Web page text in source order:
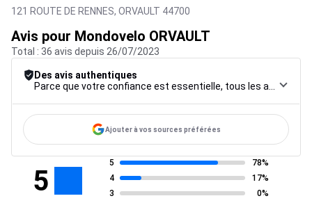
121 ROUTE DE RENNES, ORVAULT 44700
Avis pour Mondovelo ORVAULT
Total : 36 avis depuis 26/07/2023
Des avis authentiques
Ajouter à vos sources préférées
5
5
78%
4
17%
3
0%